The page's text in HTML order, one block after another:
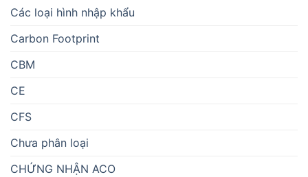
Các loại hình nhập khẩu
Carbon Footprint
CBM
CE
CFS
Chưa phân loại
CHỨNG NHẬN ACO